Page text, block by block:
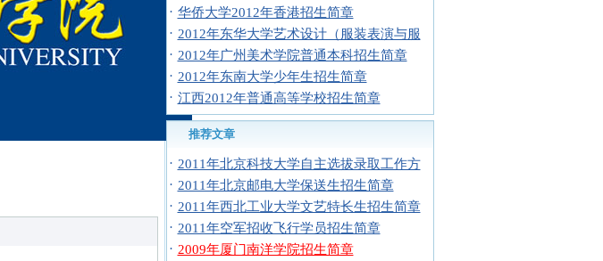
· 华侨大学2012年香港招生简章
· 2012年东华大学艺术设计（服装表演与服
· 2012年广州美术学院普通本科招生简章
· 2012年东南大学少年生招生简章
· 江西2012年普通高等学校招生简章
推荐文章
· 2011年北京科技大学自主选拔录取工作方
· 2011年北京邮电大学保送生招生简章
· 2011年西北工业大学文艺特长生招生简章
· 2011年空军招收飞行学员招生简章
· 2009年厦门南洋学院招生简章